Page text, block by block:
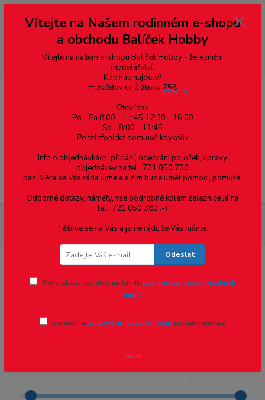
--- pro zákazníky ze Slovenska a jiných zemí, pokud chcete platit v eurech
přepněte si e-shop na euro 💶 pro přepočet měny - pravý horní roh ---
dobírky – pokud si z nějakého důvodu zásilku nevyzvednete, bude po
domluvě zaslána znovu s opětovnou platbou za poštovné, v opačném
případě bude zrušena a účet přidán na blacklist a rušeny následující
objednávky.
Menu
CZK
Cena:
Vítejte na Našem rodinném e-shopu
a obchodu Balíček Hobby
Vítejte na našem e-shopu Balíček Hobby - železniční
modelářství.
Kde nás najdete?
Horažďovice Žižkova 758
Otevřeno
Po - Pá 8:00 - 11:45 12:30 - 16:00
So - 8:00 - 11:45
Po telefonické domluvě kdykoliv
Info o objednávkách, přidání, odebrání položek, úpravy
objednávek na tel.: 721 050 700
paní Věra se Vás ráda ujme a s čím bude umět pomoci, pomůže.
Odborné dotazy, náměty, vše podrobné kolem železnice Já na
tel.: 721 050 382 :-)
Těšíme se na Vás a jsme rádi, že Vás máme.
Odeslat
Přeji si odebírat novinky e-mailem dlepodmínek zpracování osobních
údajů.
Souhlasím se zpracováním osobních údajů pro účely registrace.
Zavřít